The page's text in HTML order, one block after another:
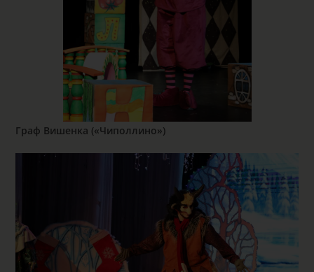
Граф Вишенка («Чиполлино»)